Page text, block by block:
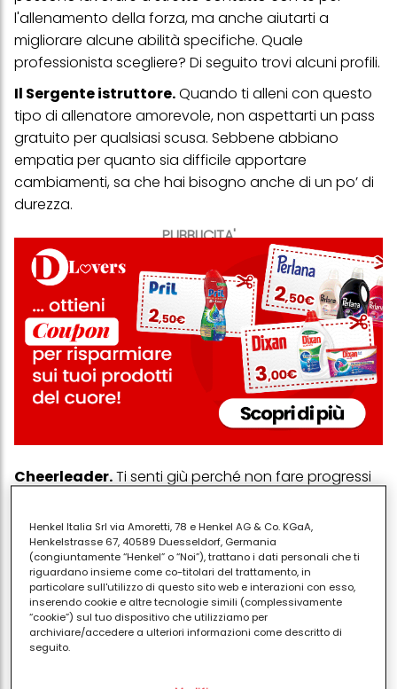
PUBBLICITA'
l'allenamento della forza, ma anche aiutarti a
migliorare alcune abilità specifiche. Quale
professionista scegliere? Di seguito trovi alcuni profili.
Il Sergente istruttore.Quando ti alleni con questo
tipo di allenatore amorevole, non aspettarti un pass
gratuito per qualsiasi scusa. Sebbene abbiano
empatia per quanto sia difficile apportare
cambiamenti, sa che hai bisogno anche di un po’ di
durezza.
Cheerleader.Ti senti giù perché non fare progressi
quanto sei fantastico e quanto hai già realizzato
semplicemente muovendo i primi passi.
Il guru spirituale.È il momento di allenarti con
questo professionista del fitness, per potenziare
corpo e mente. Il guru spirituale ti ricorderà che
l'esercizio non riguarda solo la velocità del tuo cuore,
Henkel Italia Srl via Amoretti, 78 e Henkel AG & Co. KGaA,
Henkelstrasse 67, 40589 Duesseldorf, Germania
(congiuntamente “Henkel” o “Noi”), trattano i dati personali che ti
riguardano insieme come co-titolari del trattamento, in
particolare sull'utilizzo di questo sito web e interazioni con esso,
inserendo cookie e altre tecnologie simili (complessivamente
“cookie”) sul tuo dispositivo che utilizziamo per
archiviare/accedere a ulteriori informazioni come descritto di
seguito.